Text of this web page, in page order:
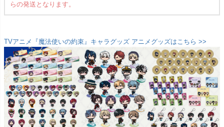
らの発送となります。
TVアニメ『魔法使いの約束』キャラグッズ アニメグッズはこちら >>